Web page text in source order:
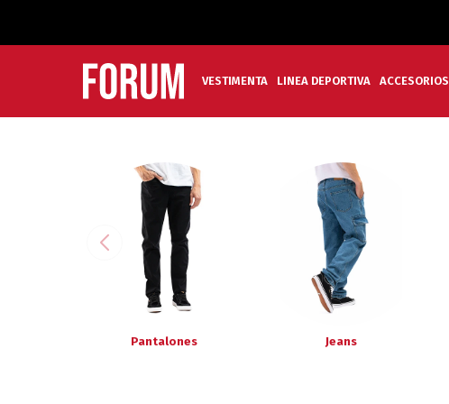
VESTIMENTA LINEA DEPORTIVA ACCESORIOS
Pantalones Jeans